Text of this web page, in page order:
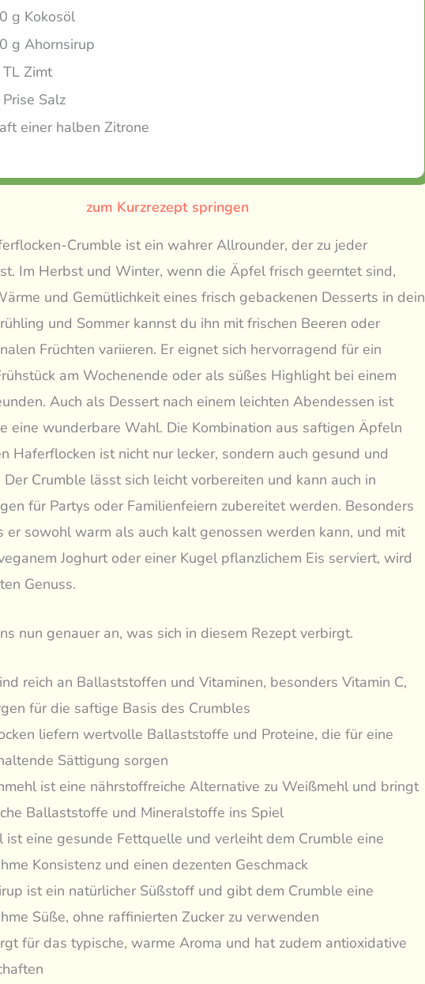
g Kokosöl
g Ahornsirup
TL Zimt
Prise Salz
einer halben Zitrone
zum Kurzrezept springen
Crumble ist ein wahrer Allrounder, der zu jeder
Im Herbst und Winter, wenn die Äpfel frisch geerntet sind,
und Gemütlichkeit eines frisch gebackenen Desserts in dein
und Sommer kannst du ihn mit frischen Beeren oder
Früchten variieren. Er eignet sich hervorragend für ein
am Wochenende oder als süßes Highlight bei einem
Auch als Dessert nach einem leichten Abendessen ist
eine wunderbare Wahl. Die Kombination aus saftigen Äpfeln
Haferflocken ist nicht nur lecker, sondern auch gesund und
Der Crumble lässt sich leicht vorbereiten und kann auch in
für Partys oder Familienfeiern zubereitet werden. Besonders
er sowohl warm als auch kalt genossen werden kann, und mit
Joghurt oder einer Kugel pflanzlichem Eis serviert, wird
Genuss.
nun genauer an, was sich in diesem Rezept verbirgt.
reich an Ballaststoffen und Vitaminen, besonders Vitamin C,
für die saftige Basis des Crumbles
liefern wertvolle Ballaststoffe und Proteine, die für eine
Sättigung sorgen
ist eine nährstoffreiche Alternative zu Weißmehl und bringt
Ballaststoffe und Mineralstoffe ins Spiel
ist eine gesunde Fettquelle und verleiht dem Crumble eine
Konsistenz und einen dezenten Geschmack
ist ein natürlicher Süßstoff und gibt dem Crumble eine
Süße, ohne raffinierten Zucker zu verwenden
für das typische, warme Aroma und hat zudem antioxidative